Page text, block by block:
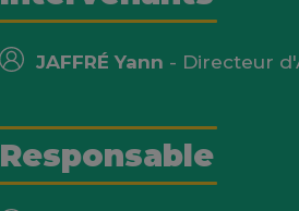
JAFFRÉ Yann - Directeur
Responsable